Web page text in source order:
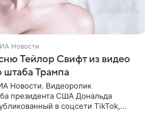
Новости
Тейлор Свифт из видео
Трампа
Новости. Видеоролик
президента США Дональда
в соцсети TikTok,